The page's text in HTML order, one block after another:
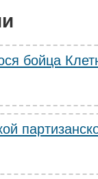
бойца